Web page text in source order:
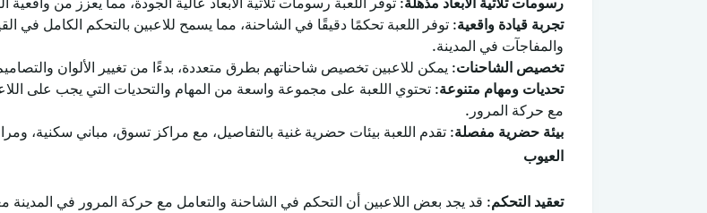
تجربة قيادة واقعية: توفر اللعبة تحكمًا دقيقًا في الشاحنة، مما يسمح للاعبين بالتحكم الكامل في
والمفاجآت في المدينة.
تخصيص الشاحنات: يمكن للاعبين تخصيص شاحناتهم بطرق متعددة، بدءًا من تغيير الألوان
تحديات ومهام متنوعة: تحتوي اللعبة على مجموعة واسعة من المهام والتحديات التي يجب على
مع حركة المرور.
بيئة حضرية مفصلة: تقدم اللعبة بيئات حضرية غنية بالتفاصيل، مع مراكز تسوق، مباني سكنية،
العيوب
تعقيد التحكم: قد يجد بعض اللاعبين أن التحكم في الشاحنة والتعامل مع حركة المرور في